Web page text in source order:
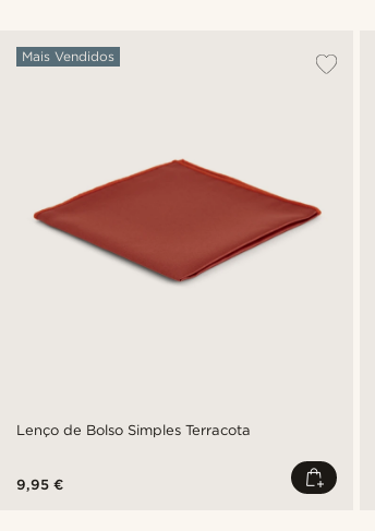
Lenço de Bolso Simples Terracota
Mais Vendidos
9,95 €